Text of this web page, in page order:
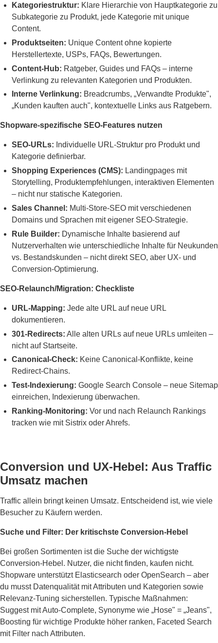
Kategoriestruktur: Klare Hierarchie von Hauptkategorie zu
Subkategorie zu Produkt, jede Kategorie mit unique
Content.
Produktseiten: Unique Content ohne kopierte
Herstellertexte, USPs, FAQs, Bewertungen.
Content-Hub: Ratgeber, Guides und FAQs – interne
Verlinkung zu relevanten Kategorien und Produkten.
Interne Verlinkung: Breadcrumbs, „Verwandte Produkte",
„Kunden kauften auch", kontextuelle Links aus Ratgebern.
Shopware-spezifische SEO-Features nutzen
SEO-URLs: Individuelle URL-Struktur pro Produkt und
Kategorie definierbar.
Shopping Experiences (CMS): Landingpages mit
Storytelling, Produktempfehlungen, interaktiven Elementen
– nicht nur statische Kategorien.
Sales Channel: Multi-Store-SEO mit verschiedenen
Domains und Sprachen mit eigener SEO-Strategie.
Rule Builder: Dynamische Inhalte basierend auf
Nutzerverhalten wie unterschiedliche Inhalte für Neukunden
vs. Bestandskunden – nicht direkt SEO, aber UX- und
Conversion-Optimierung.
SEO-Relaunch/Migration: Checkliste
URL-Mapping: Jede alte URL auf neue URL
dokumentieren.
301-Redirects: Alle alten URLs auf neue URLs umleiten –
nicht auf Startseite.
Canonical-Check: Keine Canonical-Konflikte, keine
Redirect-Chains.
Test-Indexierung: Google Search Console – neue Sitemap
einreichen, Indexierung überwachen.
Ranking-Monitoring: Vor und nach Relaunch Rankings
tracken wie mit Sistrix oder Ahrefs.
Conversion und UX-Hebel: Aus Traffic
Umsatz machen
Traffic allein bringt keinen Umsatz. Entscheidend ist, wie viele
Besucher zu Käufern werden.
Suche und Filter: Der kritischste Conversion-Hebel
Bei großen Sortimenten ist die Suche der wichtigste
Conversion-Hebel. Nutzer, die nicht finden, kaufen nicht.
Shopware unterstützt Elasticsearch oder OpenSearch – aber
du musst Datenqualität mit Attributen und Kategorien sowie
Relevanz-Tuning sicherstellen. Typische Maßnahmen:
Suggest mit Auto-Complete, Synonyme wie „Hose" = „Jeans",
Boosting für wichtige Produkte höher ranken, Faceted Search
mit Filter nach Attributen.